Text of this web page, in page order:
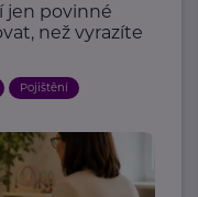
jen povinné
než vyrazíte
Pojištění